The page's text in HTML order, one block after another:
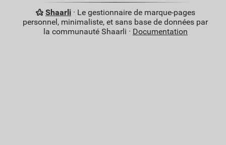
Shaarli· Le gestionnaire de marque-pages
personnel, minimaliste, et sans base de données par
la communauté Shaarli · Documentation